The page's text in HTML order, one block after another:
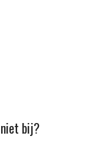
bij?